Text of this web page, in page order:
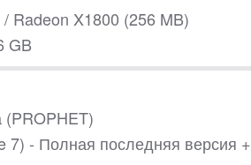
Radeon X1800 (256 MB)
GB
7) - Полная последняя версия +